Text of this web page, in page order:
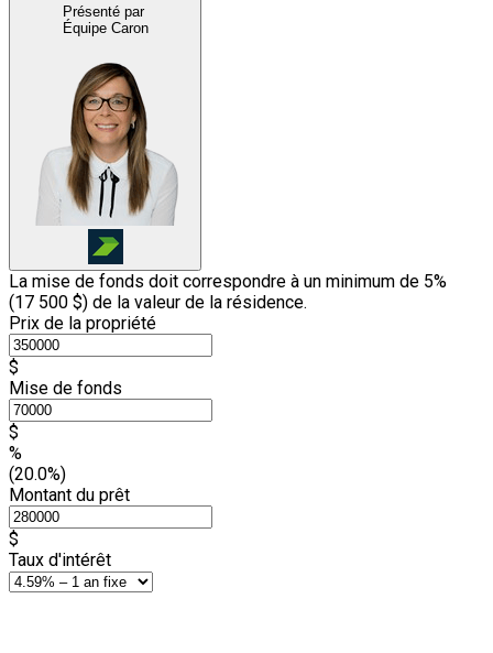
Présenté par
Équipe Caron
La mise de fonds doit correspondre à un minimum de 5%
(17 500 $) de la valeur de la résidence.
Prix de la propriété
$
Mise de fonds
$
%
(20.0%)
Montant du prêt
$
Taux d'intérêt